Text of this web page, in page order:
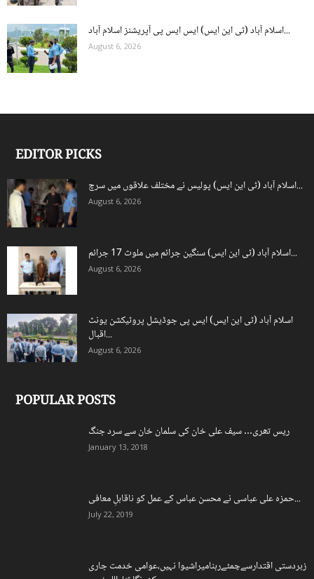
اسلام آباد (ٹی این ایس) ایس ایس پی آپریشنز اسلام آباد...
August 6, 2026
EDITOR PICKS
اسلام آباد (ٹی این ایس) پولیس نے مختلف علاقوں میں سرچ...
August 6, 2026
اسلام آباد (ٹی این ایس) سنگین جرائم میں ملوث 17 جرائم...
August 6, 2026
اسلام آباد (ٹی این ایس) ایس پی جوڈیشل پروٹیکشن یونٹ
اقبال...
August 6, 2026
POPULAR POSTS
ریس تھری… سیف علی خان کی سلمان خان سے سرد جنگ
January 13, 2018
حمزہ علی عباسی نے محسن عباس کے عمل کو ناقابلِ معافی...
July 22, 2019
زبردستی اقتدارسےچمٹےرہنامیراشیوا نہیں،عوامی خدمت جاری